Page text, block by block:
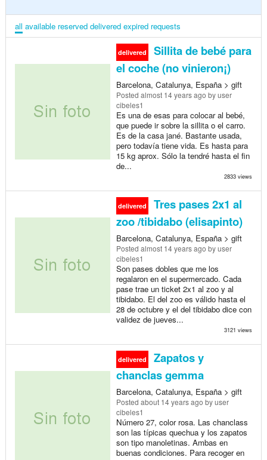
all available reserved delivered expired requests
delivered
Sillita de bebé para
el coche (no vinieron¡)
Barcelona, Catalunya, España > gift
Posted almost 14 years ago by user
cibeles1
Es una de esas para colocar al bebé,
que puede ir sobre la sillita o el carro.
Es de la casa jané. Bastante usada,
pero todavía tiene vida. Es hasta para
15 kg aprox. Sólo la tendré hasta el fin
de...
2833 views
delivered
Tres pases 2x1 al
zoo /tibidabo (elisapinto)
Barcelona, Catalunya, España > gift
Posted almost 14 years ago by user
cibeles1
Son pases dobles que me los
regalaron en el supermercado. Cada
pase trae un ticket 2x1 al zoo y al
tibidabo. El del zoo es válido hasta el
28 de octubre y el del tibidabo dice con
validez de jueves...
3121 views
delivered
Zapatos y
chanclas gemma
Barcelona, Catalunya, España > gift
Posted about 14 years ago by user
cibeles1
Número 27, color rosa. Las chanclass
son las típicas quechua y los zapatos
son tipo manoletinas. Ambas en
buenas condiciones. Para recoger en